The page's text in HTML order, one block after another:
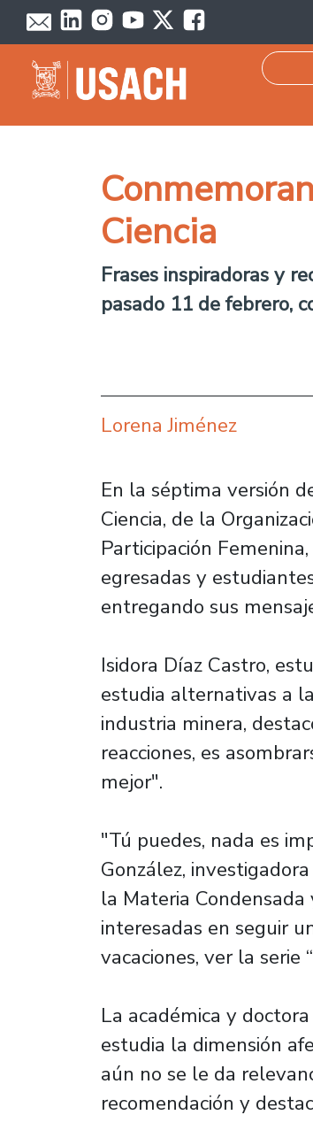
Passar para o conteúdo principal
Ciencia
Frases inspiradoras y
pasado 11 de febrero,
Lorena Jiménez
En la séptima versión
Ciencia, de la
Participación
egresadas y
entregando sus
Isidora Díaz Castro,
estudia alternativas a
industria minera,
reacciones, es
mejor".
"Tú puedes, nada es
González,
la Materia
interesadas en seguir
vacaciones, ver la serie
La académica y
estudia la dimensión
aún no se le da
recomendación y